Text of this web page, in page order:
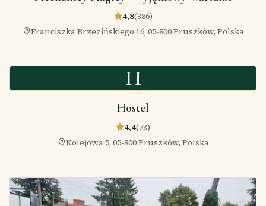
4,8(386)
Franciszka Brzezińskiego 16, 05-800 Pruszków, Polska
H
Hostel
4,4(73)
Kolejowa 5, 05-800 Pruszków, Polska